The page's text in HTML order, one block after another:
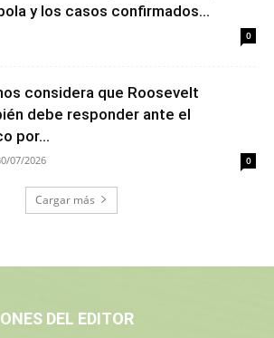
y los casos confirmados...
0
considera que Roosevelt
debe responder ante el
por...
07/2026 0
Cargar más
DEL EDITOR